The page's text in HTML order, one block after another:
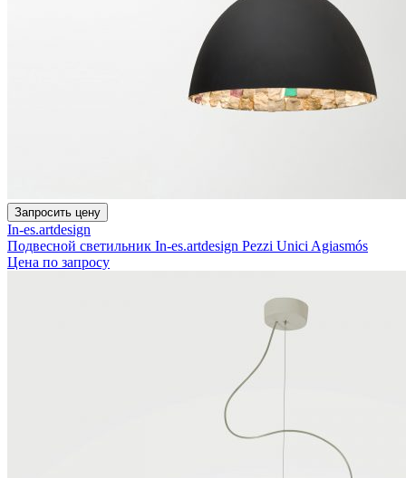
Запросить цену
In-es.artdesign
Подвесной светильник In-es.artdesign Pezzi Unici Agiasmós
Цена по запросу